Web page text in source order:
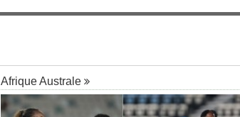
Afrique Australe
7
la Commission bancaire lui retire la licence